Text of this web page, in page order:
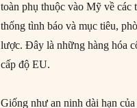
toàn phụ thuộc vào Mỹ về các
thống tình báo và mục tiêu,
lược. Đây là những hàng hóa
cấp độ EU.
Giống như an ninh dài hạn